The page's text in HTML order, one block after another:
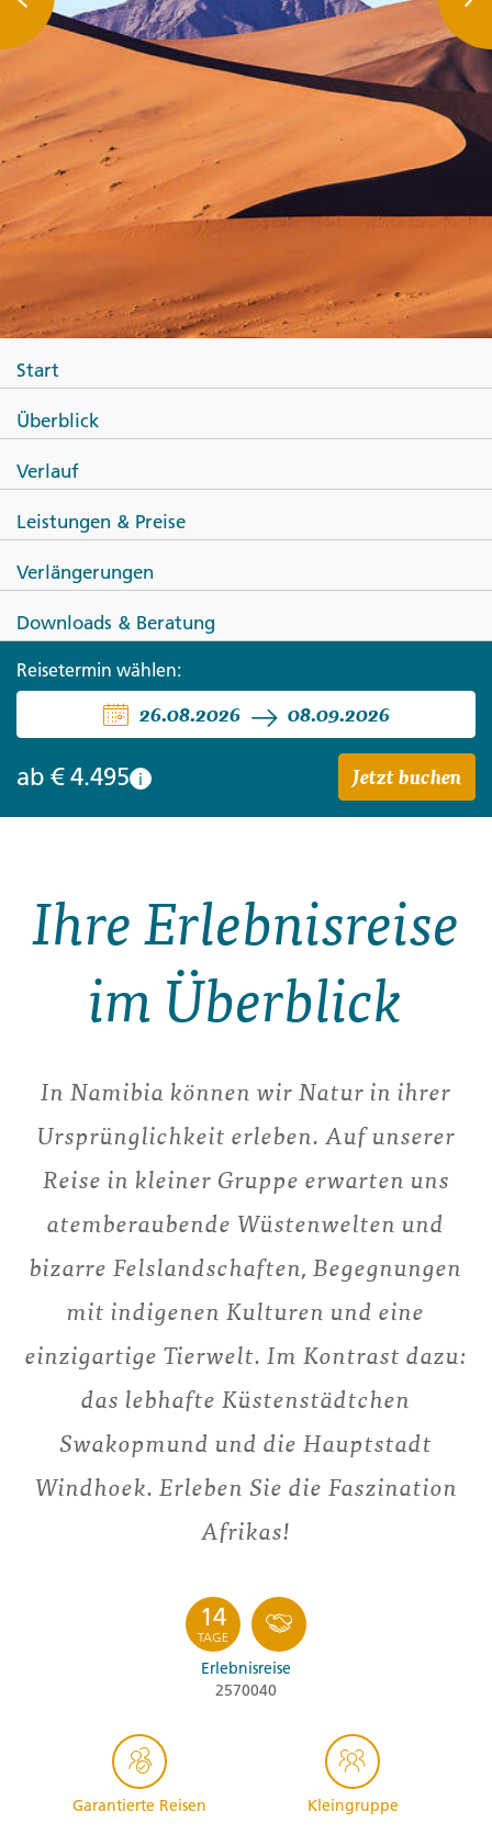
NAMIBIA
Faszination Namibia
Start
Überblick
Verlauf
Leistungen & Preise
Verlängerungen
Downloads & Beratung
Reisetermin wählen:
26.08.2026 08.09.2026
ab € 4.495 i Jetzt buchen
Ihre Erlebnisreise
im Überblick
In Namibia können wir Natur in ihrer
Ursprünglichkeit erleben. Auf unserer
Reise in kleiner Gruppe erwarten uns
atemberaubende Wüstenwelten und
bizarre Felslandschaften, Begegnungen
mit indigenen Kulturen und eine
einzigartige Tierwelt. Im Kontrast dazu:
das lebhafte Küstenstädtchen
Swakopmund und die Hauptstadt
Windhoek. Erleben Sie die Faszination
Afrikas!
14
TAGE
Erlebnisreise
2570040
Garantierte Reisen Kleingruppe